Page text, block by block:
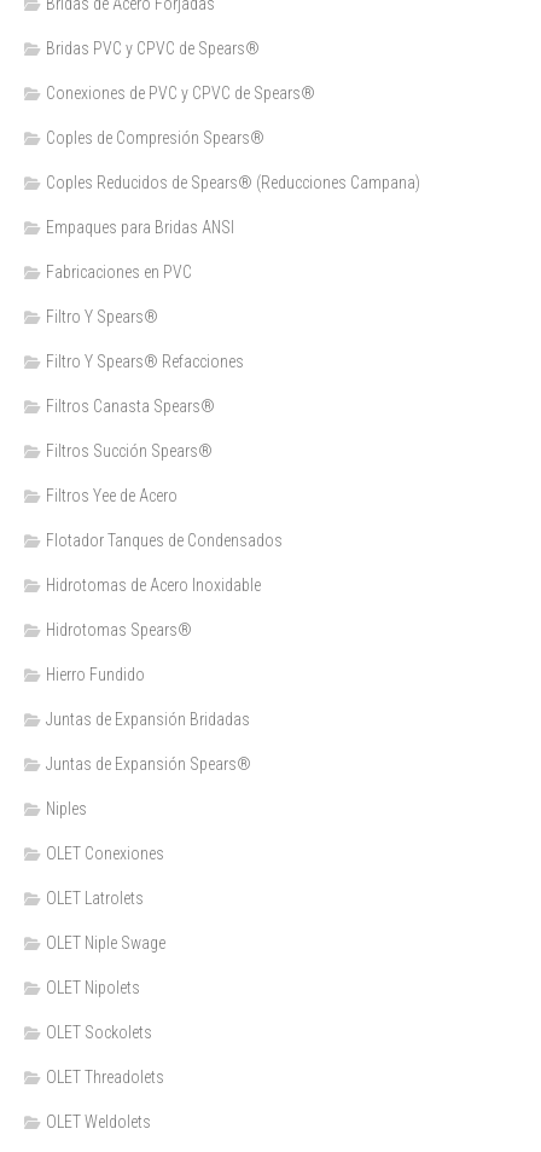
Bridas PVC y CPVC de Spears®
Conexiones de PVC y CPVC de Spears®
Coples de Compresión Spears®
Coples Reducidos de Spears® (Reducciones Campana)
Empaques para Bridas ANSI
Fabricaciones en PVC
Filtro Y Spears®
Filtro Y Spears® Refacciones
Filtros Canasta Spears®
Filtros Succión Spears®
Filtros Yee de Acero
Flotador Tanques de Condensados
Hidrotomas de Acero Inoxidable
Hidrotomas Spears®
Hierro Fundido
Juntas de Expansión Bridadas
Juntas de Expansión Spears®
Niples
OLET Conexiones
OLET Latrolets
OLET Niple Swage
OLET Nipolets
OLET Sockolets
OLET Threadolets
OLET Weldolets